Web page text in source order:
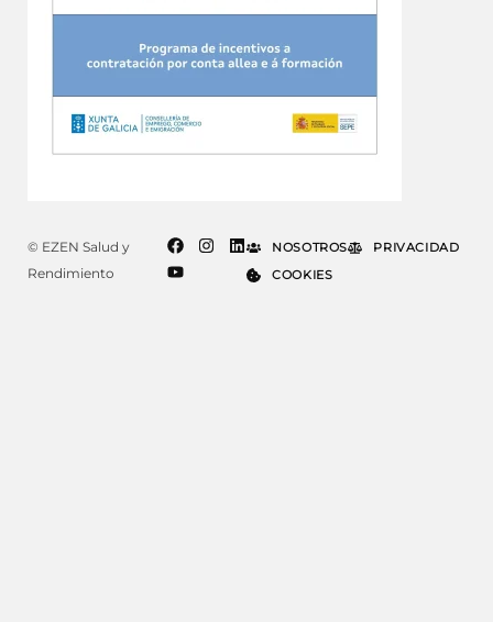
© EZEN Salud y
Rendimiento
NOSOTROS
PRIVACIDAD
COOKIES